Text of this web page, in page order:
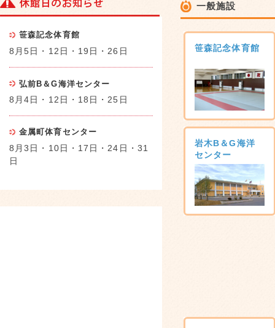
一般施設
笹森記念体育館
岩木B＆G海洋
センター
笹森記念体育館
8月5日・12日・19日・26日
弘前B＆G海洋センター
8月4日・12日・18日・25日
金属町体育センター
8月3日・10日・17日・24日・31
日